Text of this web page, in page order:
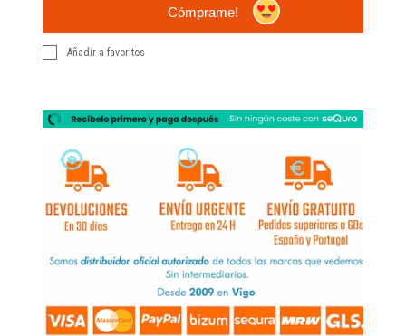
Cómprame!
Añadir a favoritos